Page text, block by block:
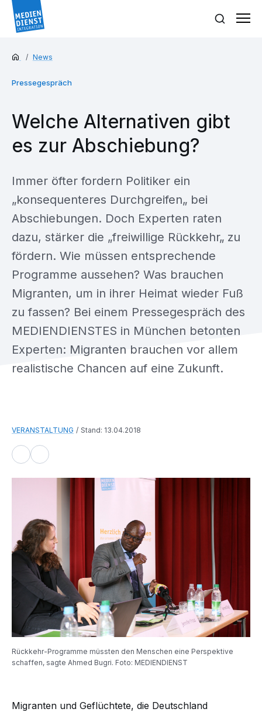
News
Pressegespräch
Welche Alternativen gibt
es zur Abschiebung?
VERANSTALTUNG Stand: 13.04.2018
Immer öfter fordern Politiker ein
„konsequenteres Durchgreifen„ bei
Abschiebungen. Doch Experten raten
dazu, stärker die „freiwillige Rückkehr„ zu
fördern. Wie müssen entsprechende
Programme aussehen? Was brauchen
Migranten, um in ihrer Heimat wieder Fuß
zu fassen? Bei einem Pressegespräch des
MEDIENDIENSTES in München betonten
Experten: Migranten brauchen vor allem
realistische Chancen auf eine Zukunft.
Rückkehr-Programme müssten den Menschen eine Perspektive
schaffen, sagte Ahmed Bugri. Foto: MEDIENDIENST
Migranten und Geflüchtete, die Deutschland